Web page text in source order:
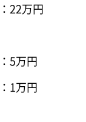
22万円
5万円
1万円